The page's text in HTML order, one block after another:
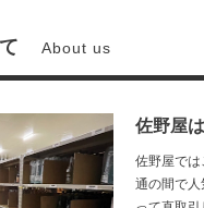
About us
佐野屋
佐野屋で
通の間で